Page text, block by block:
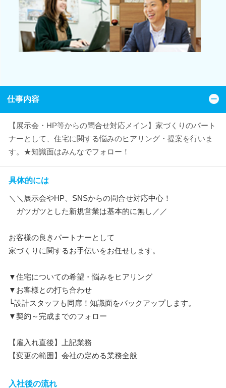
仕事内容
【展示会・HP等からの問合せ対応メイン】家づくりのパート
ナーとして、住宅に関する悩みのヒアリング・提案を行いま
す。★知識面はみんなでフォロー！
具体的には
＼＼展示会やHP、SNSからの問合せ対応中心！
ガツガツとした新規営業は基本的に無し／／
お客様の良きパートナーとして
家づくりに関するお手伝いをお任せします。
▼住宅についての希望・悩みをヒアリング
▼お客様との打ち合わせ
└設計スタッフも同席！知識面をバックアップします。
▼契約～完成までのフォロー
【雇入れ直後】上記業務
【変更の範囲】会社の定める業務全般
入社後の流れ